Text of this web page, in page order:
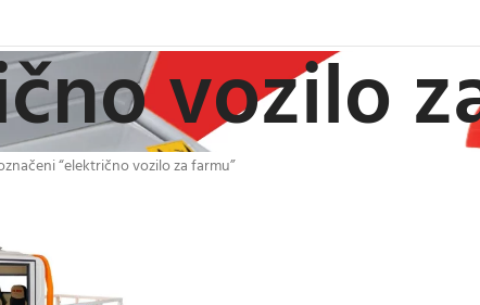
vozilo
“električno vozilo za farmu”